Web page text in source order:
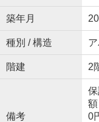
築年月
種別 / 構造
階建 2
備考
0